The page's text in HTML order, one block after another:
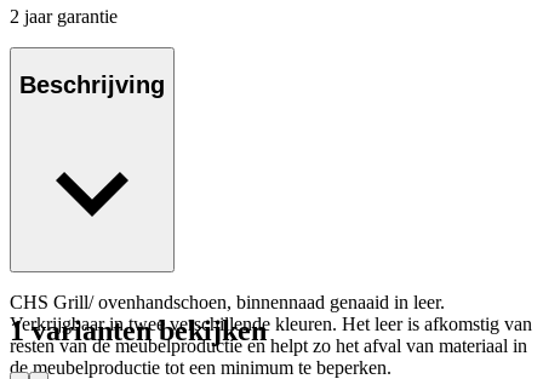
2 jaar garantie
Beschrijving
CHS Grill/ ovenhandschoen, binnennaad genaaid in leer.
Verkrijgbaar in twee verschillende kleuren. Het leer is afkomstig van
resten van de meubelproductie en helpt zo het afval van materiaal in
de meubelproductie tot een minimum te beperken.
1 varianten bekijken